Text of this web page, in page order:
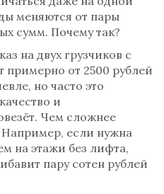
меняются от пары
сумм. Почему так?
на двух грузчиков с
примерно от 2500 рублей
но часто это
и
Чем сложнее
если нужна
на этажи без лифта,
пару сотен рублей